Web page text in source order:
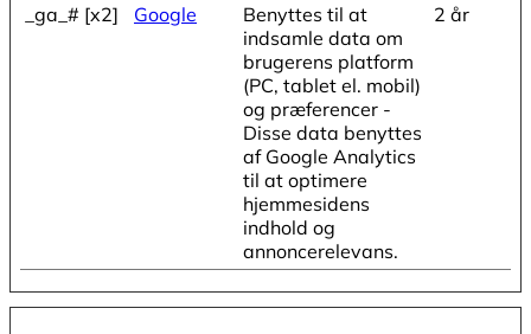
_ga_# [x2] Google
Benyttes til at
indsamle data om
brugerens platform
(PC, tablet el. mobil)
og præferencer -
Disse data benyttes
af Google Analytics
til at optimere
hjemmesidens
indhold og
annoncerelevans.
2 år